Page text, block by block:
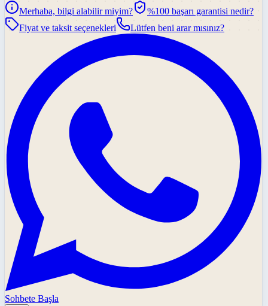
Merhaba, bilgi alabilir miyim?
%100 başarı garantisi nedir?
Fiyat ve taksit seçenekleri
Lütfen beni arar mısınız?
Sohbete Başla